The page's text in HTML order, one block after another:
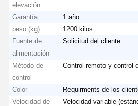
elevación
Garantía
1 año
peso (kg)
1200 kilos
Fuente de
alimentación
Solicitud del cliente
Método de
control
Control remoto y control
Color
Requirments de los
Velocidad de
Velocidad variable